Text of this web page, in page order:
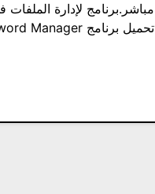
مباشر.برنامج لإدارة
تحميل برنامج LastPass Password Manager معلومات…